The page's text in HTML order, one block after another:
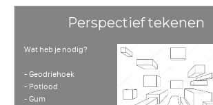
Perspectief tekenen
Wat heb je nodig?
- Geodriehoek
- Potlood
- Gum